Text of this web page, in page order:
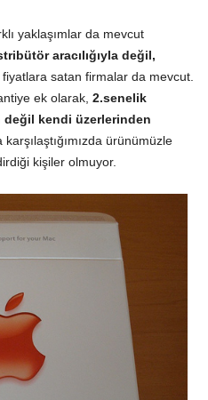
yaklaşımlar da mevcut
aracılığıyla değil,
satan firmalar da mevcut.
ek olarak, 2.senelik
kendi üzerlerinden
ürünümüzle
kişiler olmuyor.